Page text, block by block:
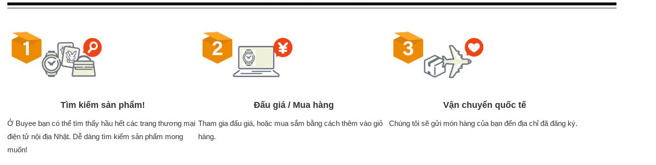
Tìm kiếm sản phẩm!
Ở Buyee bạn có thể tìm thấy hầu hết các trang thương mại
điện tử nội địa Nhật. Dễ dàng tìm kiếm sản phẩm mong
muốn!
Đấu giá / Mua hàng
Tham gia đấu giá, hoặc mua sắm bằng cách thêm vào giỏ
hàng.
Vận chuyển quốc tế
Chúng tôi sẽ gửi món hàng của bạn đến địa chỉ đã đăng ký.